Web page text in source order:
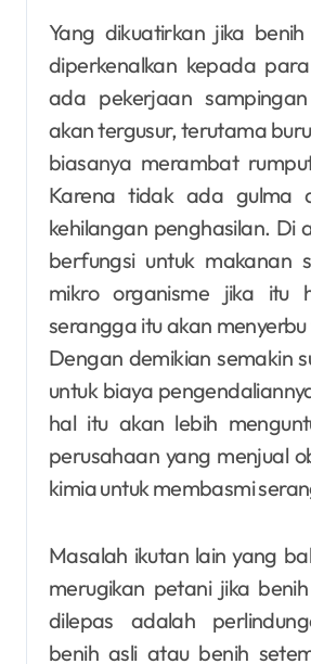
Yang dikuatirkan jika
diperkenalkan kepada
ada pekerjaan
akan tergusur, terutama
biasanya merambat
Karena tidak ada gulma
kehilangan penghasilan. Di
berfungsi untuk makanan
mikro organisme jika itu
serangga itu akan
Dengan demikian semakin
untuk biaya
hal itu akan lebih
perusahaan yang menjual
kimia untuk membasmi
Masalah ikutan lain yang
merugikan petani jika
dilepas adalah
benih asli atau benih